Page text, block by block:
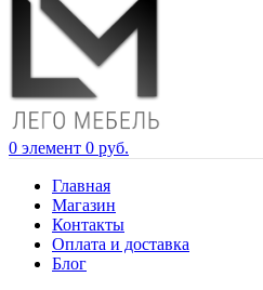
0 элемент 0 руб.
Главная
Магазин
Контакты
Оплата и доставка
Блог